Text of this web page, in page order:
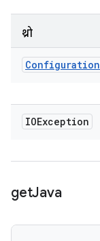
थ्रो
Configuration
IOException
getJava